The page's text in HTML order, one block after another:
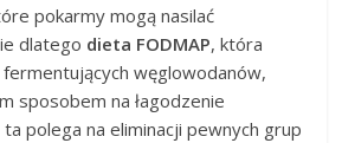
pokarmy mogą nasilać
dlatego dieta FODMAP, która
węglowodanów,
sposobem na łagodzenie
polega na eliminacji pewnych grup